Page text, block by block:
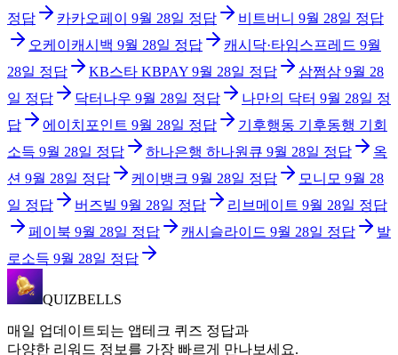
정답
카카오페이 9월 28일 정답 비트버니 9월 28일 정답
오케이캐시백 9월 28일 정답 캐시닥·타임스프레드 9월
28일 정답 KB스타 KBPAY 9월 28일 정답 삼쩜삼 9월 28
일 정답 닥터나우 9월 28일 정답 나만의 닥터 9월 28일 정
답
에이치포인트 9월 28일 정답
기후행동 기후동행 기회
소득 9월 28일 정답 하나은행 하나원큐 9월 28일 정답
옥
션 9월 28일 정답 케이뱅크 9월 28일 정답 모니모 9월 28
일 정답 버즈빌 9월 28일 정답 리브메이트 9월 28일 정답
페이북 9월 28일 정답 캐시슬라이드 9월 28일 정답
발
로소득 9월 28일 정답
QUIZBELLS
매일 업데이트되는 앱테크 퀴즈 정답과
다양한 리워드 정보를 가장 빠르게 만나보세요.